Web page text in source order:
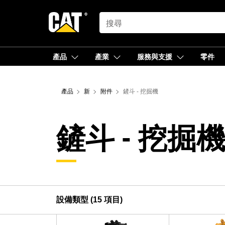
SEARCH
產品 產業 服務與支援 零件
產品 新 附件 鏟斗 - 挖掘機
鏟斗 - 挖掘機
設備類型 (15 項目)